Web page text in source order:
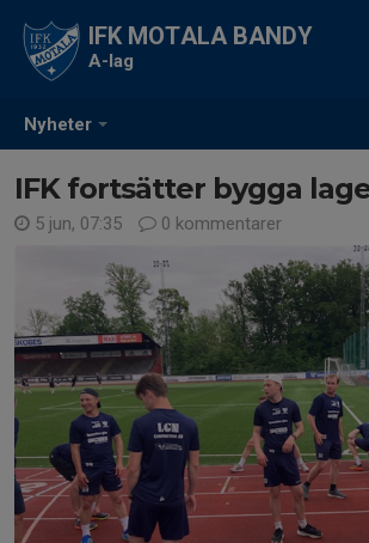
Nyheter
IFK MOTALA BANDY
A-lag
IFK fortsätter bygga
5 jun, 07:35 0 kommentarer